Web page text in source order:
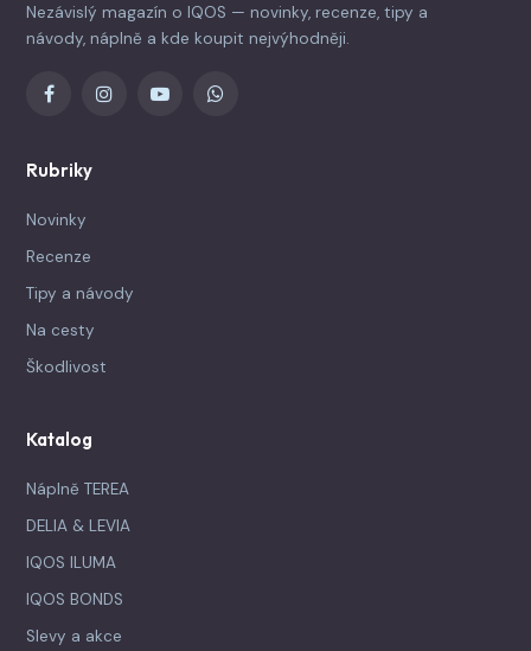
Nezávislý magazín o IQOS — novinky, recenze, tipy a
návody, náplně a kde koupit nejvýhodněji.
Rubriky
Novinky
Recenze
Tipy a návody
Na cesty
Škodlivost
Katalog
Náplně TEREA
DELIA & LEVIA
IQOS ILUMA
IQOS BONDS
Slevy a akce